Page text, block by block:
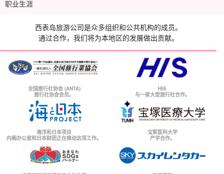
职业生涯
西表岛旅游公司是众多组织和公共机构的成员。
通过合作，我们将为本地区的发展做出贡献。
全国旅行社协会 (ANTA)
旅行社协会会员。
HIS
与一家大型旅行社合作。
海洋和日本项目
内阁办公室和日本财团正在推动这项工作。
宝冢医科大学
产学合作。